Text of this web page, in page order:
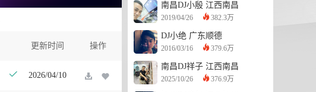
更新时间 操作
2026/04/10
南昌DJ小殷 江西南昌
2019/04/26 382.3万
DJ小绝 广东顺德
2016/03/16 379.6万
南昌DJ祥子 江西南昌
2025/10/26 376.9万